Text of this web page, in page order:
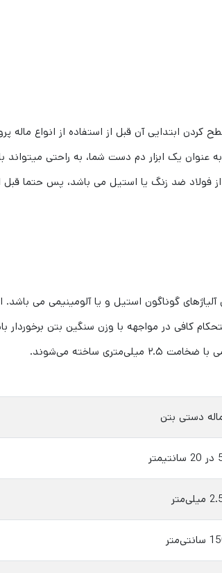
آن قبل از استفاده از انواع ماله
عنوان یک ابزار دم دست شما،‌ به راحتی
ضد زنگ یا استیل می باشد، پس حتما قبل
گوناگون استیل و یا آلومینیمی می‌
دستی بتن